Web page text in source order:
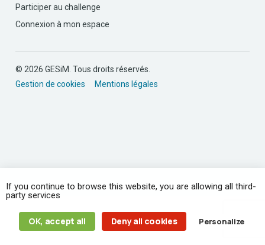
Participer au challenge
Connexion à mon espace
© 2026 GESiM. Tous droits réservés.
Gestion de cookies
Mentions légales
If you continue to browse this website, you are allowing all third-
party services
OK, accept all Deny all cookies Personalize